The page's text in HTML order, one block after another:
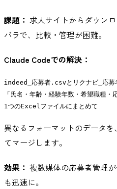
課題： 求人サイトからダウン
バラで、比較・管理が困難。
Claude Codeでの解決：
indeed_応募者.csvとリクナビ_応募
「氏名・年齢・経験年数・希望職種・
異なるフォーマットのデータ
てマージします。
効果： 複数媒体の応募者管理
も迅速に。